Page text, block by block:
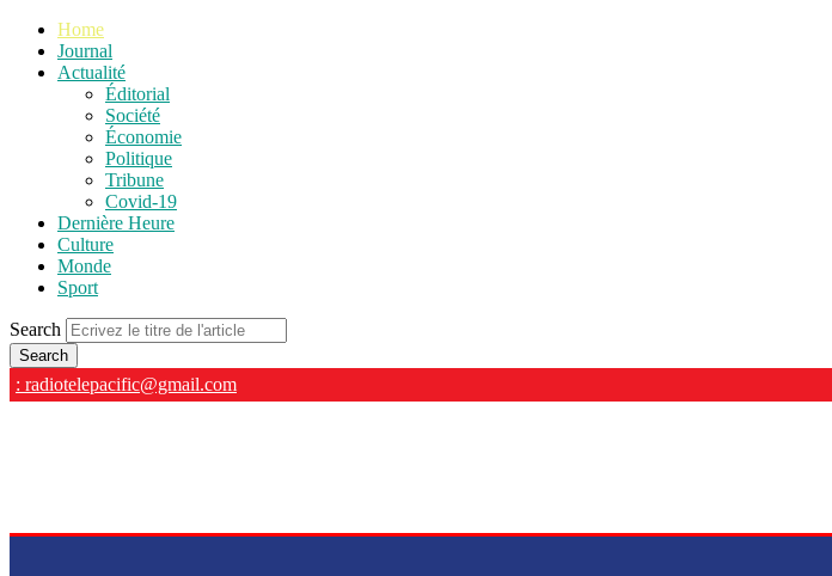
Home
Journal
Actualité
Éditorial
Société
Économie
Politique
Tribune
Covid-19
Dernière Heure
Culture
Monde
Sport
Search
: radiotelepacific@gmail.com